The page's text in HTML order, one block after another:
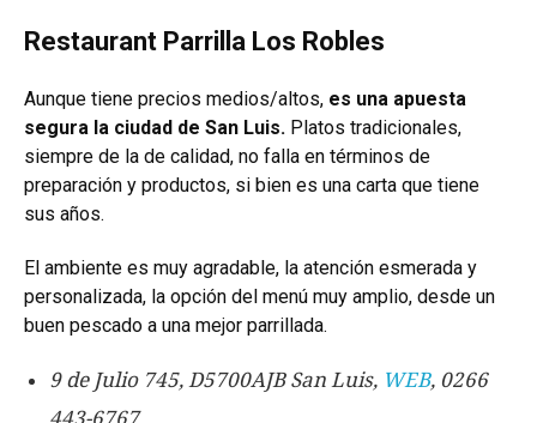
Restaurant Parrilla Los Robles
Aunque tiene precios medios/altos, es una apuesta
segura la ciudad de San Luis. Platos tradicionales,
siempre de la de calidad, no falla en términos de
preparación y productos, si bien es una carta que tiene
sus años.
El ambiente es muy agradable, la atención esmerada y
personalizada, la opción del menú muy amplio, desde un
buen pescado a una mejor parrillada.
9 de Julio 745, D5700AJB San Luis, WEB, 0266
443-6767